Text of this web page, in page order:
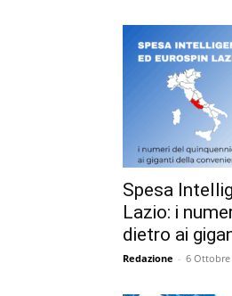
Spesa
Lazio: i
dietro ai
Redazione - 6 Ottobre